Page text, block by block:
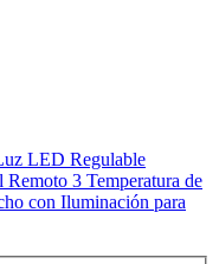
LED Regulable
3 Temperatura de
con Iluminación para